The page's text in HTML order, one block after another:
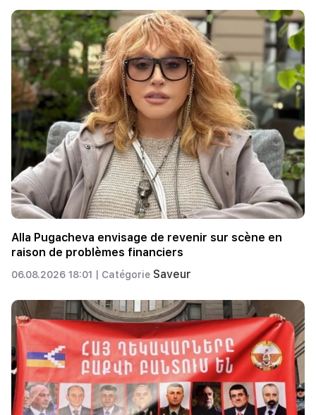
Alla Pugacheva envisage de revenir sur scène en
raison de problèmes financiers
06.08.2026 18:01 | Catégorie Saveur